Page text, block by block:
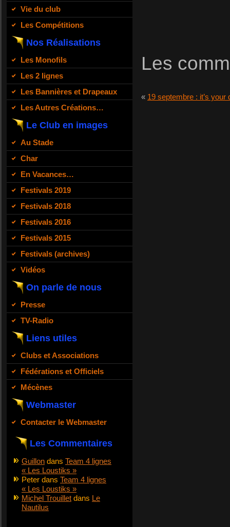
Vie du club
Les Compétitions
Nos Réalisations
Les Monofils
Les 2 lignes
Les Bannières et Drapeaux
Les Autres Créations…
Le Club en images
Au Stade
Char
En Vacances…
Festivals 2019
Festivals 2018
Festivals 2016
Festivals 2015
Festivals (archives)
Vidéos
On parle de nous
Presse
TV-Radio
Liens utiles
Clubs et Associations
Fédérations et Officiels
Mécènes
Webmaster
Contacter le Webmaster
Les Commentaires
Guillon dans Team 4 lignes
« Les Loustiks »
Peter dans Team 4 lignes
« Les Loustiks »
Michel Trouillet dans Le
Nautilus
Les
« 19 septembre : it’s your